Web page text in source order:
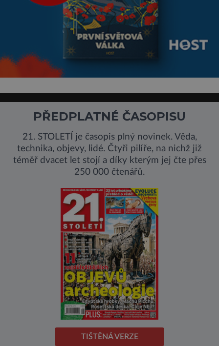
PŘEDPLATNÉ ČASOPISU
21. STOLETÍ je časopis plný novinek. Věda,
technika, objevy, lidé. Čtyři pilíře, na nichž již
téměř dvacet let stojí a díky kterým jej čte přes
250 000 čtenářů.
TIŠTĚNÁ VERZE